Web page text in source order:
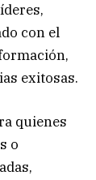
con el
exitosas.
quienes
o